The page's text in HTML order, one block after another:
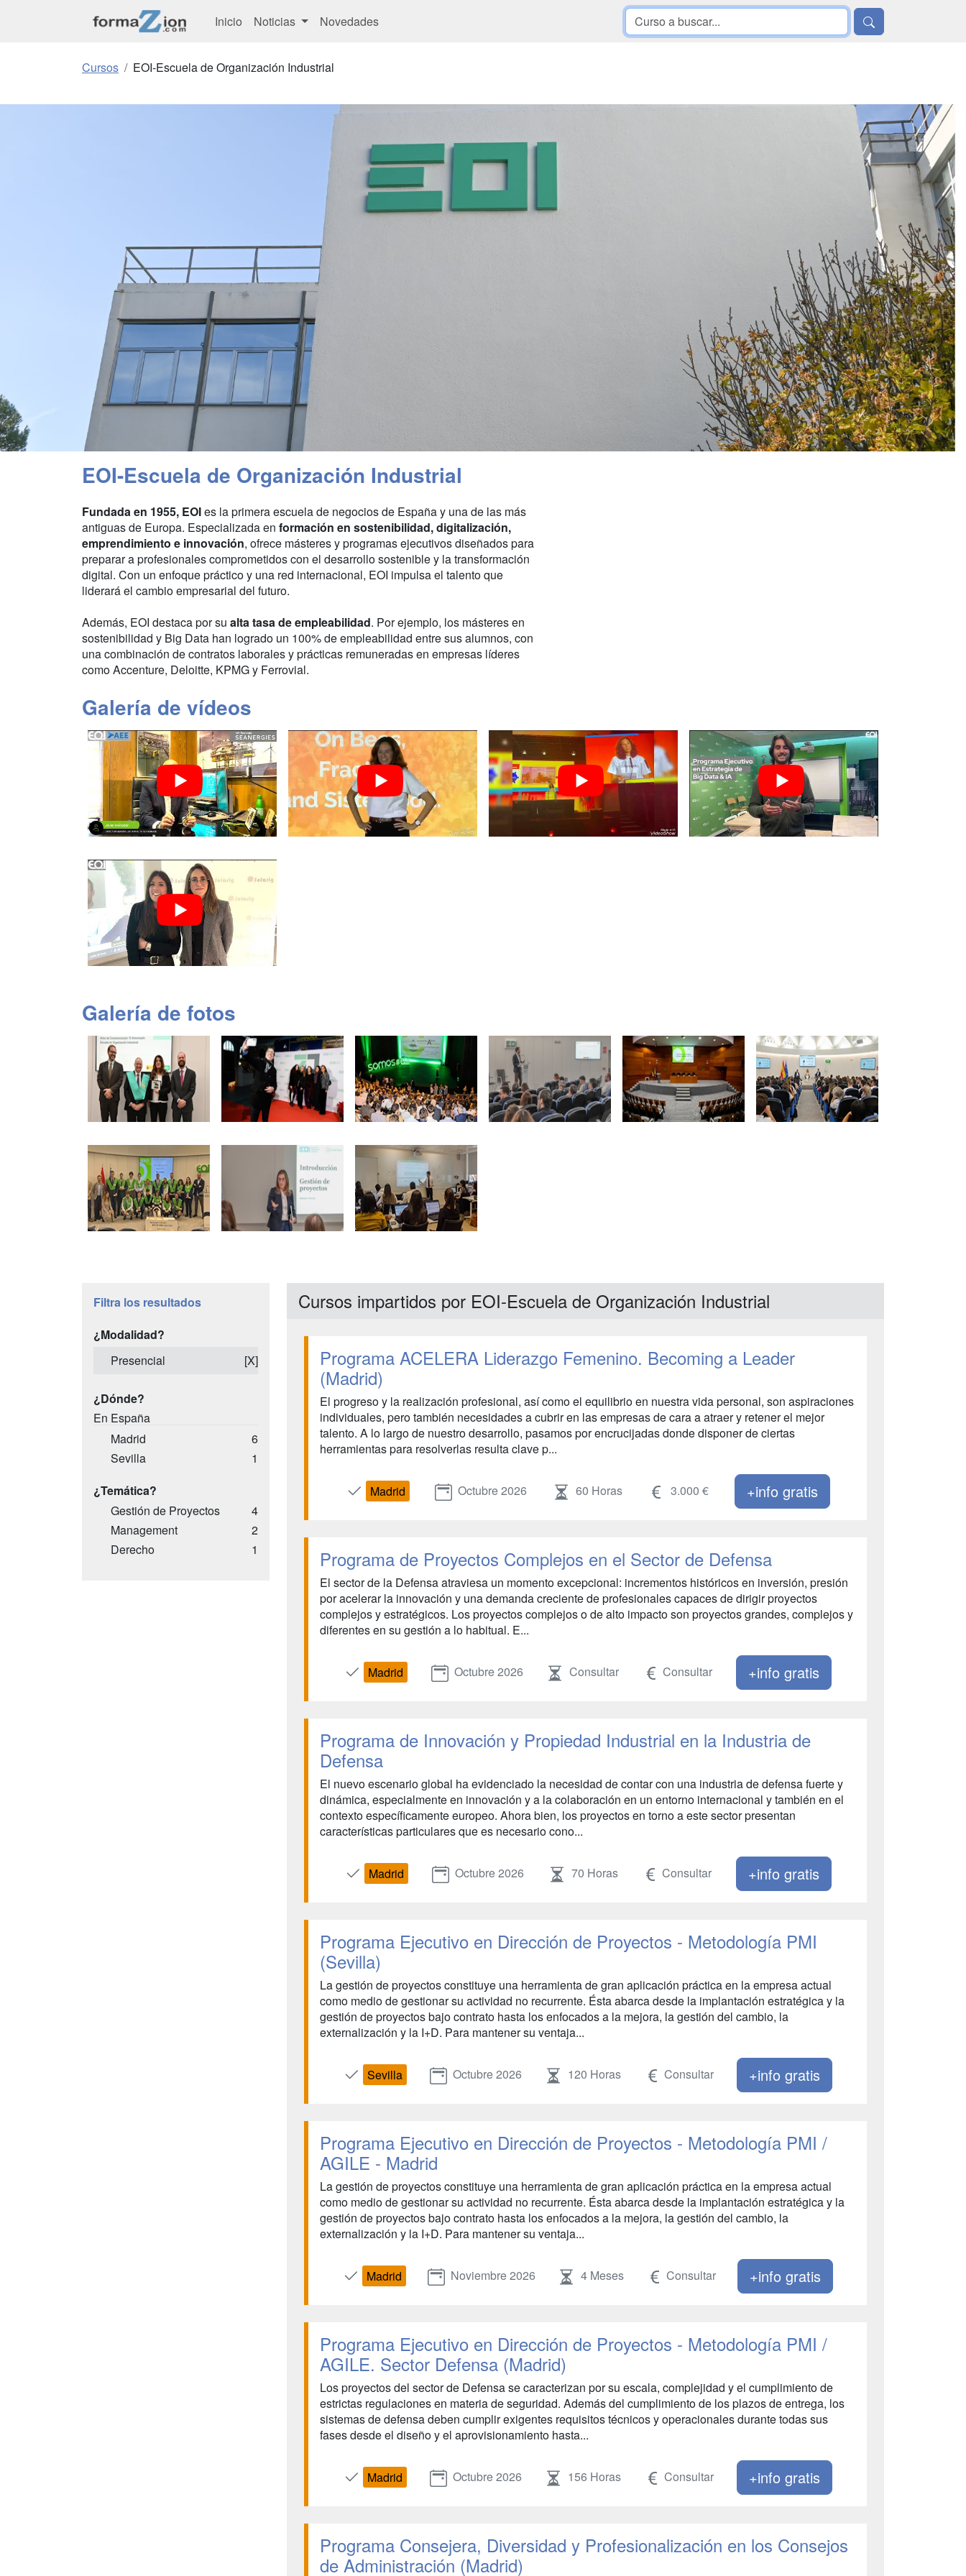
Inicio Noticias Novedades
Cursos EOI-Escuela de Organización Industrial
EOI-Escuela de Organización Industrial
Fundada en 1955, EOIes la primera escuela de negocios de España y una de las más
antiguas de Europa. Especializada en formación en sostenibilidad, digitalización,
emprendimiento e innovación, ofrece másteres y programas ejecutivos diseñados para
preparar a profesionales comprometidos con el desarrollo sostenible y la transformación
digital. Con un enfoque práctico y una red internacional, EOI impulsa el talento que
liderará el cambio empresarial del futuro.
Además, EOI destaca por su alta tasa de empleabilidad. Por ejemplo, los másteres en
sostenibilidad y Big Data han logrado un 100% de empleabilidad entre sus alumnos, con
una combinación de contratos laborales y prácticas remuneradas en empresas líderes
como Accenture, Deloitte, KPMG y Ferrovial.
Galería de vídeos
Galería de fotos
Filtra los resultados
¿Modalidad?
Presencial
[X]
¿Dónde?
En España
Madrid
6
Sevilla
1
¿Temática?
Gestión de Proyectos
4
Management
2
Derecho
1
Cursos impartidos por EOI-Escuela de Organización Industrial
Programa ACELERA Liderazgo Femenino. Becoming a Leader
(Madrid)
El progreso y la realización profesional, así como el equilibrio en nuestra vida personal, son aspiraciones
individuales, pero también necesidades a cubrir en las empresas de cara a atraer y retener el mejor
talento. A lo largo de nuestro desarrollo, pasamos por encrucijadas donde disponer de ciertas
herramientas para resolverlas resulta clave p...
Madrid Octubre 2026 60 Horas 3.000 € +info gratis
Programa de Proyectos Complejos en el Sector de Defensa
El sector de la Defensa atraviesa un momento excepcional: incrementos históricos en inversión, presión
por acelerar la innovación y una demanda creciente de profesionales capaces de dirigir proyectos
complejos y estratégicos. Los proyectos complejos o de alto impacto son proyectos grandes, complejos y
diferentes en su gestión a lo habitual. E...
Madrid Octubre 2026 Consultar Consultar +info gratis
Programa de Innovación y Propiedad Industrial en la Industria de
Defensa
El nuevo escenario global ha evidenciado la necesidad de contar con una industria de defensa fuerte y
dinámica, especialmente en innovación y a la colaboración en un entorno internacional y también en el
contexto específicamente europeo. Ahora bien, los proyectos en torno a este sector presentan
características particulares que es necesario cono...
Madrid Octubre 2026 70 Horas Consultar +info gratis
Programa Ejecutivo en Dirección de Proyectos - Metodología PMI
(Sevilla)
La gestión de proyectos constituye una herramienta de gran aplicación práctica en la empresa actual
como medio de gestionar su actividad no recurrente. Ésta abarca desde la implantación estratégica y la
gestión de proyectos bajo contrato hasta los enfocados a la mejora, la gestión del cambio, la
externalización y la I+D. Para mantener su ventaja...
Sevilla Octubre 2026 120 Horas Consultar +info gratis
Programa Ejecutivo en Dirección de Proyectos - Metodología PMI /
AGILE - Madrid
La gestión de proyectos constituye una herramienta de gran aplicación práctica en la empresa actual
como medio de gestionar su actividad no recurrente. Ésta abarca desde la implantación estratégica y la
gestión de proyectos bajo contrato hasta los enfocados a la mejora, la gestión del cambio, la
externalización y la I+D. Para mantener su ventaja...
Madrid Noviembre 2026 4 Meses Consultar +info gratis
Programa Ejecutivo en Dirección de Proyectos - Metodología PMI /
AGILE. Sector Defensa (Madrid)
Los proyectos del sector de Defensa se caracterizan por su escala, complejidad y el cumplimiento de
estrictas regulaciones en materia de seguridad. Además del cumplimiento de los plazos de entrega, los
sistemas de defensa deben cumplir exigentes requisitos técnicos y operacionales durante todas sus
fases desde el diseño y el aprovisionamiento hasta...
Madrid Octubre 2026 156 Horas Consultar +info gratis
Programa Consejera, Diversidad y Profesionalización en los Consejos
de Administración (Madrid)